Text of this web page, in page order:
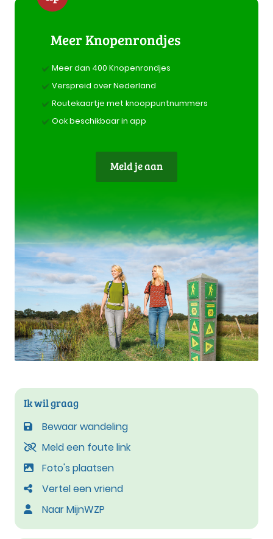
Meer Knopenrondjes
Meer dan 400 Knopenrondjes
Verspreid over Nederland
Routekaartje met knooppuntnummers
Ook beschikbaar in app
Meld je aan
Ik wil graag
Bewaar wandeling
Meld een foute link
Foto's plaatsen
Vertel een vriend
Naar MijnWZP